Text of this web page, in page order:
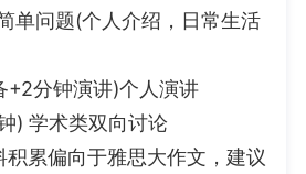
单问题(个人介绍，日常生活
+2分钟演讲)个人演讲
) 学术类双向讨论
累偏向于雅思大作文，建议